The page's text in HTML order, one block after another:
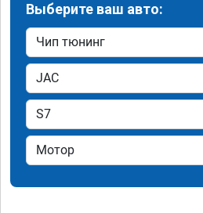
Выберите ваш авто: